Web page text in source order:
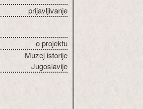
prijavljivanje
o projektu
Muzej istorije
Jugoslavije